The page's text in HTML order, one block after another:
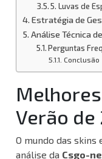
5. Luvas de
Estratégia de
Análise Técnica
Perguntas
Conclusão
Verão de
O mundo das skins
análise da Csgo-